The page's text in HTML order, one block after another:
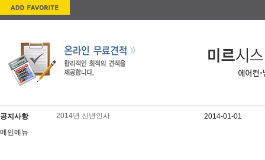
공지사항
2014년 신년인사
2014-01-01
메인메뉴